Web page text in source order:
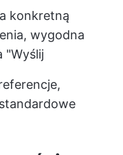
konkretną
wygodna
"Wyślij